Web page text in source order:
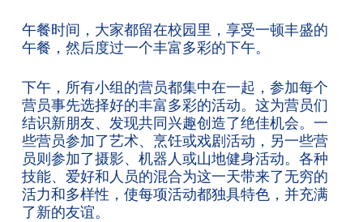
午餐时间，大家都留在校园里，享受一顿丰盛的
午餐，然后度过一个丰富多彩的下午。
下午，所有小组的营员都集中在一起，参加每个
营员事先选择好的丰富多彩的活动。这为营员们
结识新朋友、发现共同兴趣创造了绝佳机会。一
些营员参加了艺术、烹饪或戏剧活动，另一些营
员则参加了摄影、机器人或山地健身活动。各种
技能、爱好和人员的混合为这一天带来了无穷的
活力和多样性，使每项活动都独具特色，并充满
了新的友谊。